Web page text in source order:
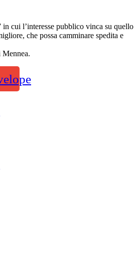
cui l’interesse pubblico vinca su quello
che possa camminare spedita e
Mennea.